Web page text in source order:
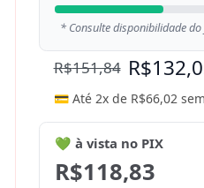
* Consulte disponibilidade
R$151,84 R$
💳 Até 2x de R$66,02
💚 à vista no PIX
R$118,83